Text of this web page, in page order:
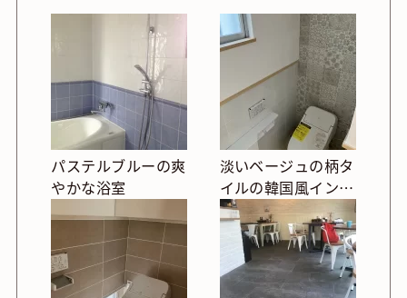
パステルブルーの爽
やかな浴室
淡いベージュの柄タ
イルの韓国風インテ
リアトイレ